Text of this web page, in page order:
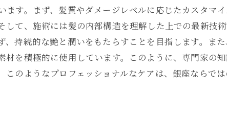
術
アプローチ
ス
ス
の艶髪トリートメント
す。まず、髪質やダメージレベルに応じたカスタマ
て、施術には髪の内部構造を理解した上での最新技
持続的な艶と潤いをもたらすことを目指します。ま
を積極的に使用しています。このように、専門家の
のようなプロフェッショナルなケアは、銀座ならで